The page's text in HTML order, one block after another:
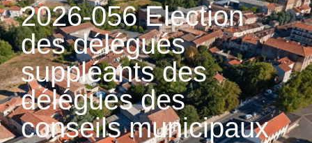
2026-056 Election
des délégués
suppléants des
délégués des
conseils municipaux